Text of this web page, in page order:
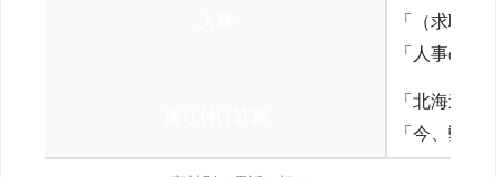
「（求職
「人事の方
「北海道
「今、弊